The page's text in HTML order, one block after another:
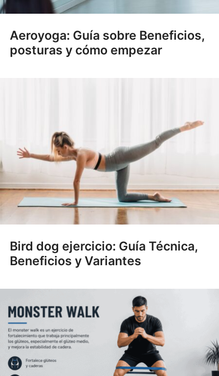
Aeroyoga: Guía sobre Beneficios,
posturas y cómo empezar
Bird dog ejercicio: Guía Técnica,
Beneficios y Variantes